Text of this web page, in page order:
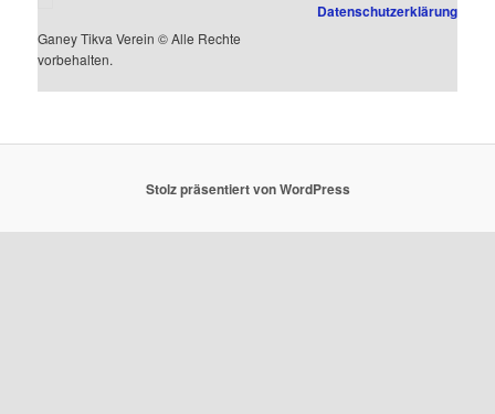
Ganey Tikva Verein © Alle Rechte
vorbehalten.
Datenschutzerklärung
Stolz präsentiert von WordPress